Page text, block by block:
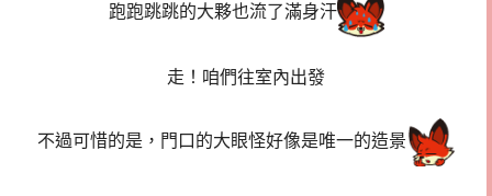
跑跑跳跳的大夥也流了滿身汗
走！咱們往室內出發
不過可惜的是，門口的大眼怪好像是唯一的造景